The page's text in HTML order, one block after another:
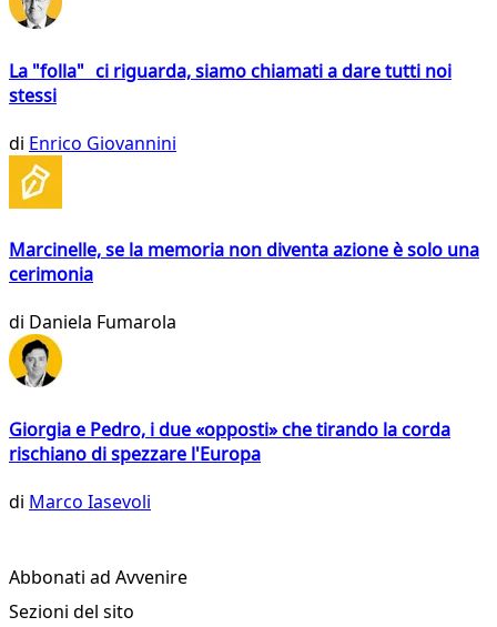
La "folla" ci riguarda, siamo chiamati a dare tutti noi
stessi
di Enrico Giovannini
Marcinelle, se la memoria non diventa azione è solo una
cerimonia
di Daniela Fumarola
Giorgia e Pedro, i due «opposti» che tirando la corda
rischiano di spezzare l'Europa
di Marco Iasevoli
Abbonati ad Avvenire
Sezioni del sito